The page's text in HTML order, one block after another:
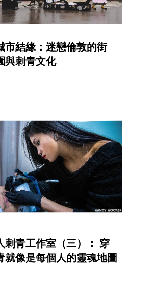
市結緣：迷戀倫敦的街
與刺青文化
刺青工作室（三）： 穿
就像是每個人的靈魂地圖